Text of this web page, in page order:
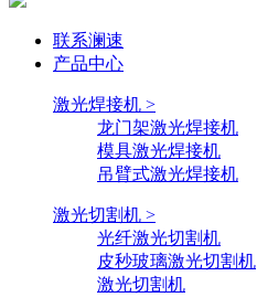
联系澜速
产品中心
激光焊接机 >
龙门架激光焊接机
模具激光焊接机
吊臂式激光焊接机
激光切割机 >
光纤激光切割机
皮秒玻璃激光切割机
激光切割机